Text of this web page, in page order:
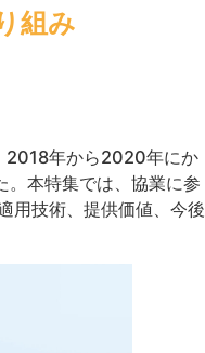
組み
2018年から2020年にか
。本特集では、協業に参
用技術、提供価値、今後